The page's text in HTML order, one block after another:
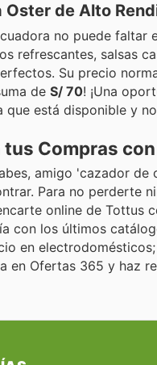
Oster de Alto
no puede faltar
refrescantes, salsas
Su precio
de S/ 70! ¡Una
que está disponible y
tus Compras
amigo 'cazador
Para no perderte
online de Tottus
con los últimos
en
en Ofertas 365 y haz